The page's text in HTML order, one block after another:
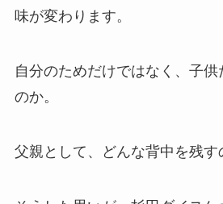
味が変わります。
自分のためだけではなく、子
のか。
父親として、どんな背中を残す